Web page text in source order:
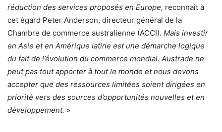
réduction des services proposés en Europe, reconnaît à
cet égard Peter Anderson, directeur général de la
Chambre de commerce australienne (ACCI). Mais investir
en Asie et en Amérique latine est une démarche logique
du fait de l’évolution du commerce mondial. Austrade ne
peut pas tout apporter à tout le monde et nous devons
accepter que des ressources limitées soient dirigées en
priorité vers des sources d’opportunités nouvelles et en
développement. »